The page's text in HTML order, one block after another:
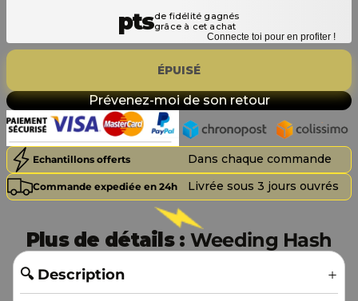
Connecte toi pour en profiter !
ÉPUISÉ
Prévenez-moi de son retour
Echantillons offerts Dans chaque commande
Commande expediée en 24h Livrée sous 3 jours ouvrés
Plus de détails : Weeding Hash
🔍 Description